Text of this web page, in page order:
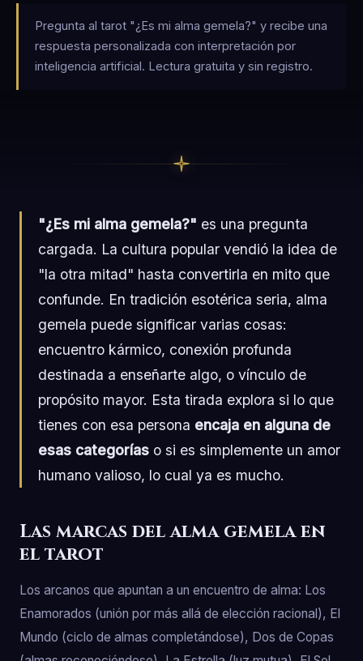
Pregunta al tarot "¿Es mi alma gemela?" y recibe una
respuesta personalizada con interpretación por
inteligencia artificial. Lectura gratuita y sin registro.
"¿Es mi alma gemela?" es una pregunta
cargada. La cultura popular vendió la idea de
"la otra mitad" hasta convertirla en mito que
confunde. En tradición esotérica seria, alma
gemela puede significar varias cosas:
encuentro kármico, conexión profunda
destinada a enseñarte algo, o vínculo de
propósito mayor. Esta tirada explora si lo que
tienes con esa persona encaja en alguna de
esas categorías o si es simplemente un amor
humano valioso, lo cual ya es mucho.
Las marcas del alma gemela en
el tarot
Los arcanos que apuntan a un encuentro de alma: Los
Enamorados (unión por más allá de elección racional), El
Mundo (ciclo de almas completándose), Dos de Copas